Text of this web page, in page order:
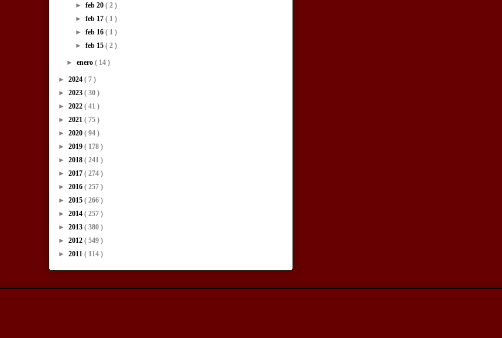
► feb 20 ( 2 )
► feb 17 ( 1 )
► feb 16 ( 1 )
► feb 15 ( 2 )
►enero( 14 )
► 2024 ( 7 )
► 2023 ( 30 )
► 2022 ( 41 )
► 2021 ( 75 )
► 2020 ( 94 )
► 2019 ( 178 )
► 2018 ( 241 )
► 2017 ( 274 )
► 2016 ( 257 )
► 2015 ( 266 )
► 2014 ( 257 )
► 2013 ( 380 )
► 2012 ( 549 )
► 2011 ( 114 )